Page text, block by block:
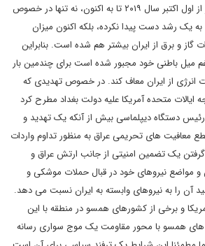
اعتراضات مردمی این کشور از اول اکتبر سال ۲۰۱۹ تا به اکنون، نه تنها در خصوص
یک رشد دست پیدا نکرده، بلکه اکنون میزان
گاز و برق از ایران بیشتر هم شده است. بنابراین
میل باطنی خود مجبور شده است برای چندمین بار
انرژی از ایران معاف کند. در خصوص تهدیدی که
ایالات متحده آمریکا علیه دولت بغداد مطرح کرد
دستگاه دیپلماسی بیش از آنکه یک تهدید و
های تحریمی عراق به منظور تداوم واردات
گرفتن یک تضمین امنیتی از جانب ارتش عراق و
مواضع نیروهای خود در قبال حملات موشکی و
آن را به نیروهای وابسته به ایران نسبت می دهد.
و برخی از کشورهای همسو در منطقه با این
های همسو با محور مقاومت یک موج سواری رسانه